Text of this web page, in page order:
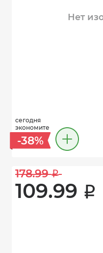
Нет
сегодня
экономите
-38%
178.99 i
109.99 i